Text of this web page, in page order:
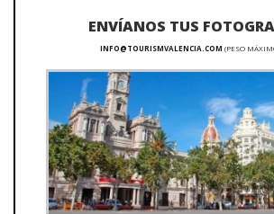
ENVÍANOS TUS
INFO@TOURISMVALENCIA.COM (PESO